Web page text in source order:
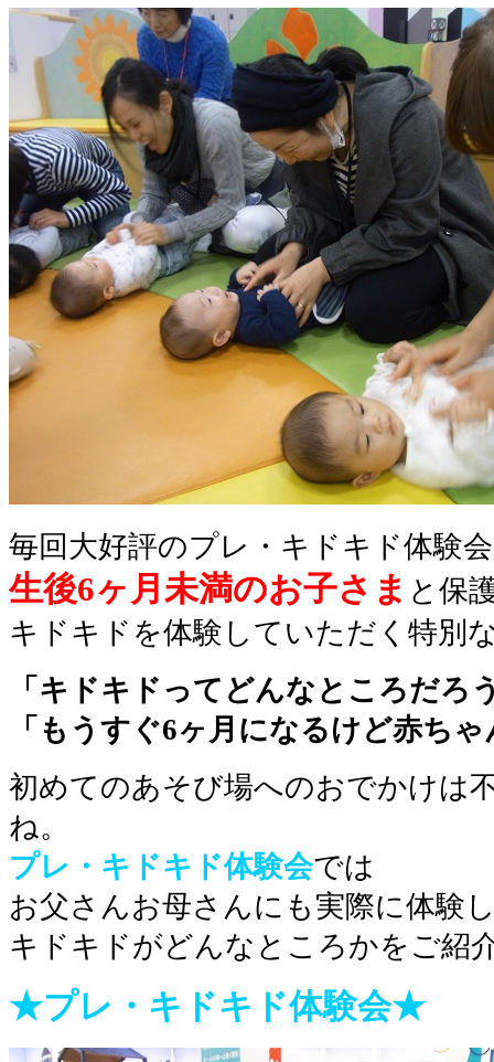
毎回大好評のプレ・キドキド体験
生後6ヶ月未満のお子さま と保
キドキドを体験していただく特別
「キドキドってどんなところだろ
「もうすぐ6ヶ月になるけど赤ち
初めてのあそび場へのおでかけは
ね。
プレ・キドキド体験会では
お父さんお母さんにも実際に体験
キドキドがどんなところかをご紹
★プレ・キドキド体験会★